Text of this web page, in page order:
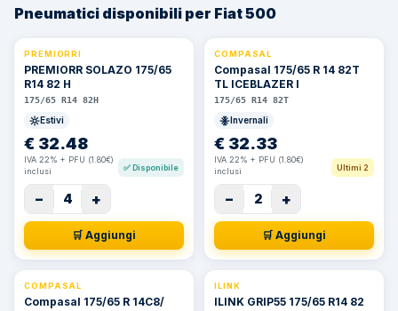
Pneumatici disponibili per Fiat 500
PREMIORRI
PREMIORR SOLAZO 175/65
R14 82 H
175/65 R14 82H
Estivi
€ 32.48
IVA 22% + PFU (1.80€)
inclusi
✅Disponibile
− 4 +
🛒 Aggiungi
COMPASAL
Compasal 175/65 R 14 82T
TL ICEBLAZER I
175/65 R14 82T
Invernali
€ 32.33
IVA 22% + PFU (1.80€)
inclusi
Ultimi 2
− 2 +
🛒 Aggiungi
COMPASAL
Compasal 175/65 R 14C8/
ILINK
ILINK GRIP55 175/65 R14 82